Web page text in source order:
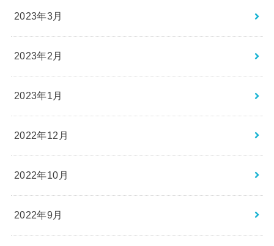
2023年3月
2023年2月
2023年1月
2022年12月
2022年10月
2022年9月